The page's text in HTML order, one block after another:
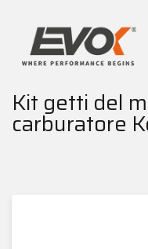
Kit getti del
carburatore